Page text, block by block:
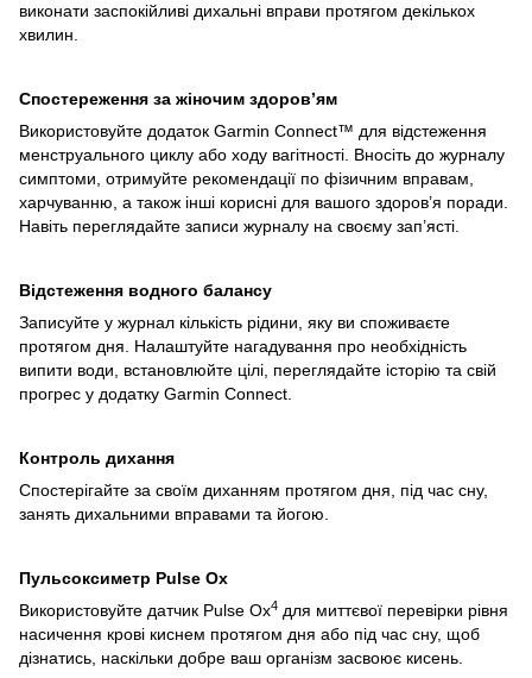
виконати заспокійливі дихальні вправи протягом декількох
хвилин.
Спостереження за жіночим здоров’ям
Використовуйте додаток Garmin Connect™ для відстеження
менструального циклу або ходу вагітності. Вносіть до журналу
симптоми, отримуйте рекомендації по фізичним вправам,
харчуванню, а також інші корисні для вашого здоров’я поради.
Навіть переглядайте записи журналу на своєму зап’ясті.
Відстеження водного балансу
Записуйте у журнал кількість рідини, яку ви споживаєте
протягом дня. Налаштуйте нагадування про необхідність
випити води, встановлюйте цілі, переглядайте історію та свій
прогрес у додатку Garmin Сonnect.
Контроль дихання
Спостерігайте за своїм диханням протягом дня, під час сну,
занять дихальними вправами та йогою.
Пульсоксиметр Pulse Ox
Використовуйте датчик Pulse Ox4 для миттєвої перевірки рівня
насичення крові киснем протягом дня або під час сну, щоб
дізнатись, наскільки добре ваш організм засвоює кисень.